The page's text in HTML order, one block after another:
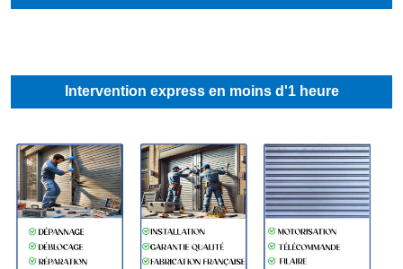
Intervention express en moins d'1 heure